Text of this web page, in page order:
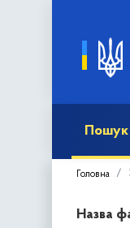
Пошук
Головна
Назва